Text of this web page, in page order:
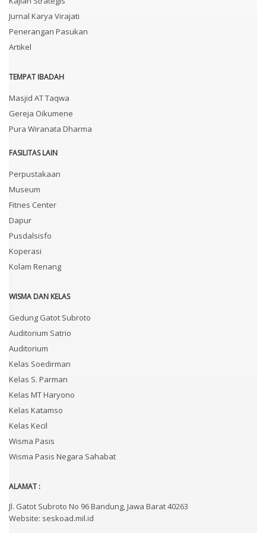
Jurnal Karya Virajati
Penerangan Pasukan
Artikel
TEMPAT IBADAH
Masjid AT Taqwa
Gereja Oikumene
Pura Wiranata Dharma
FASILITAS LAIN
Perpustakaan
Museum
Fitnes Center
Dapur
Pusdalsisfo
Koperasi
Kolam Renang
WISMA DAN KELAS
Gedung Gatot Subroto
Auditorium Satrio
Auditorium
Kelas Soedirman
Kelas S. Parman
Kelas MT Haryono
Kelas Katamso
Kelas Kecil
Wisma Pasis
Wisma Pasis Negara Sahabat
ALAMAT :
Jl. Gatot Subroto No 96 Bandung, Jawa Barat 40263
Website: seskoad.mil.id